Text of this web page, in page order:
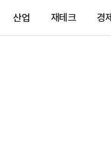
산업 재테크 경제